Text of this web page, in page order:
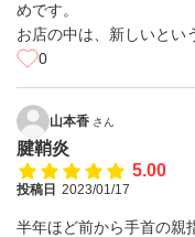
めです。
お店の中は、新しいとい
0
山本香 さん
腱鞘炎
5.00
投稿日 2023/01/17
半年ほど前から手首の親